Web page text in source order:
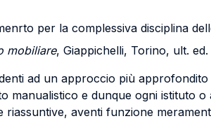
per la complessiva disciplina
mobiliare, Giappichelli, Torino, ult.
ad un approccio più
manualistico e dunque ogni istituto
aventi funzione